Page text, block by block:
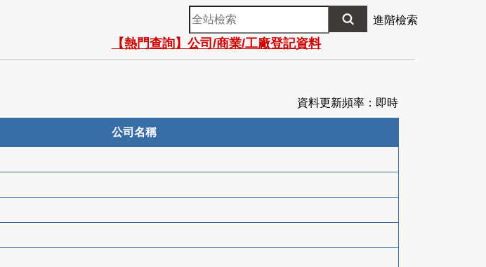
全
站
檢
索
進階檢索
【熱門查詢】公司/商業/工廠登記資料
資料更新頻率：即時
公司名稱